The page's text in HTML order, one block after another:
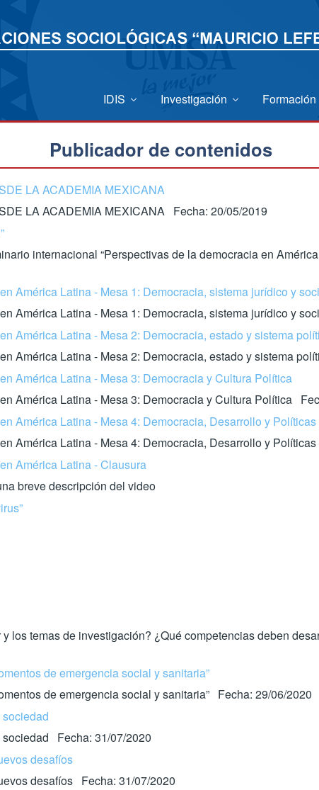
IDIS Investigación Formación
Publicador de contenidos
LA ACADEMIA MEXICANA
LA ACADEMIA MEXICANA Fecha: 20/05/2019
internacional “Perspectivas de la democracia en
América Latina - Mesa 1: Democracia, sistema jurídico y
América Latina - Mesa 1: Democracia, sistema jurídico y
América Latina - Mesa 2: Democracia, estado y sistema
América Latina - Mesa 2: Democracia, estado y sistema
América Latina - Mesa 3: Democracia y Cultura Política
América Latina - Mesa 3: Democracia y Cultura Política
América Latina - Mesa 4: Democracia, Desarrollo y
América Latina - Mesa 4: Democracia, Desarrollo y
América Latina - Clausura
breve descripción del video
los temas de investigación? ¿Qué competencias deben
de emergencia social y sanitaria”
de emergencia social y sanitaria” Fecha: 29/06/2020
sociedad Fecha: 31/07/2020
desafíos
desafíos Fecha: 31/07/2020